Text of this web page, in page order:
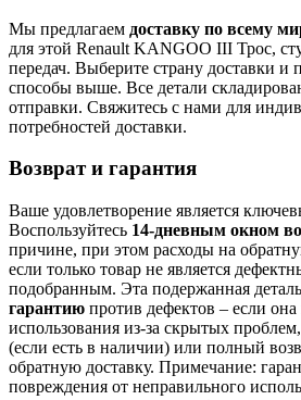
Мы предлагаем доставку по всему
для этой Renault KANGOO III Трос,
передач. Выберите страну доставки и
способы выше. Все детали
отправки. Свяжитесь с нами для
потребностей доставки.
Возврат и гарантия
Ваше удовлетворение является
Воспользуйтесь 14-дневным окном
причине, при этом расходы на
если только товар не является
подобранным. Эта подержанная
гарантию против дефектов – если
использования из-за скрытых
(если есть в наличии) или полный
обратную доставку. Примечание:
повреждения от неправильного